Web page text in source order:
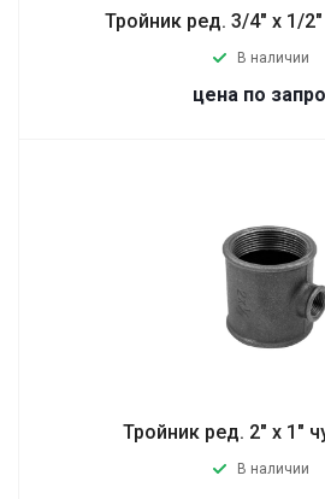
Тройник ред. 3/4" х 1/2"
В наличии
цена по
Тройник ред. 2" х 1"
В наличии